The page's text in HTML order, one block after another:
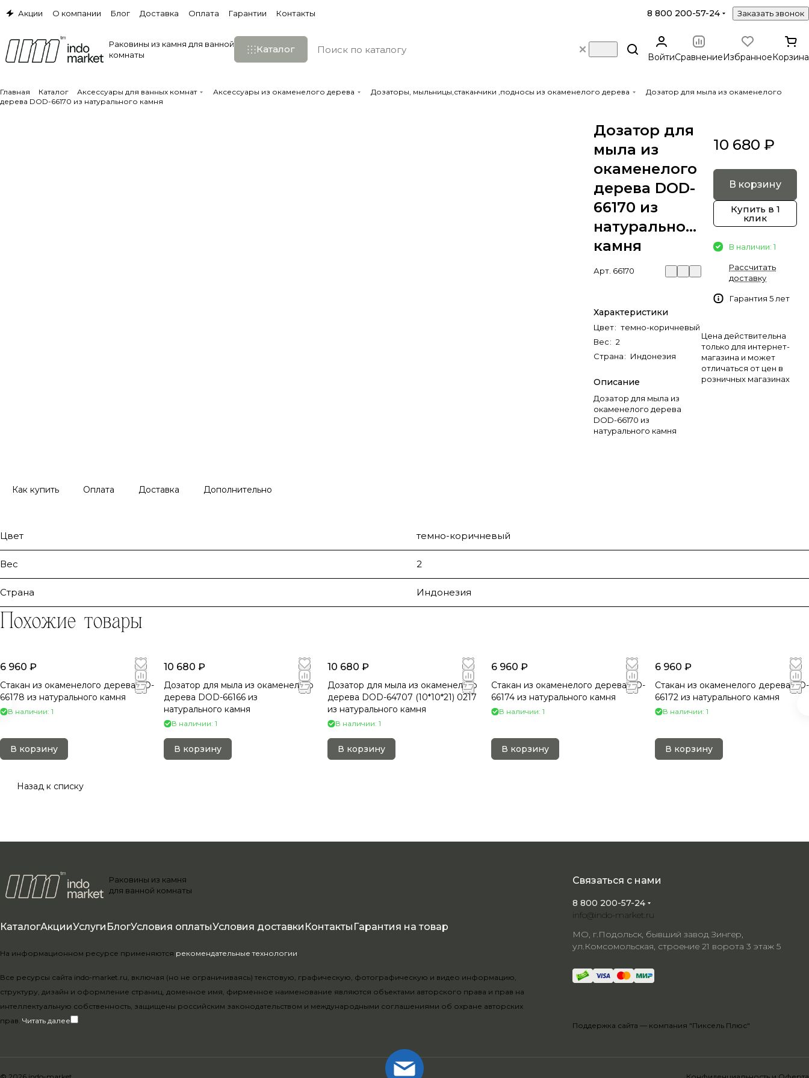
Акции О компании Блог Доставка Оплата Гарантии Контакты 8 800 200-57-24 Заказать звонок
Раковины из камня для ванной
комнаты
Каталог
ВойтиСравнениеИзбранноеКорзина
Главная Каталог Аксессуары для ванных комнат Аксессуары из окаменелого дерева Дозаторы, мыльницы,стаканчики ,подносы из окаменелого дерева
Дозатор для мыла из окаменелого
дерева DOD-66170 из натурального камня
Дозатор для
мыла из
окаменелого
дерева DOD-
66170 из
натурального
камня
Арт. 66170
Характеристики
Цвет: темно-коричневый
Вес: 2
Страна: Индонезия
Описание
Дозатор для мыла из
окаменелого дерева
DOD-66170 из
натурального камня
10 680 ₽
В корзину
Купить в 1
клик
В наличии: 1
Рассчитать
доставку
Гарантия 5 лет
Цена действительна
только для интернет-
магазина и может
отличаться от цен в
розничных магазинах
Как купить Оплата Доставка Дополнительно
Цвет темно-коричневый
Вес 2
Страна Индонезия
Похожие товары
6 960 ₽
Стакан из окаменелого дерева СO-
66178 из натурального камня
В наличии: 1
В корзину
10 680 ₽
Дозатор для мыла из окаменелого
дерева DOD-66166 из
натурального камня
В наличии: 1
В корзину
10 680 ₽
Дозатор для мыла из окаменелого
дерева DOD-64707 (10*10*21) 0217
из натурального камня
В наличии: 1
В корзину
6 960 ₽
Стакан из окаменелого дерева СO-
66174 из натурального камня
В наличии: 1
В корзину
6 960 ₽
Стакан из окаменелого дерева СO-
66172 из натурального камня
В наличии: 1
В корзину
Назад к списку
Раковины из камня
для ванной комнаты
КаталогАкцииУслуги БлогУсловия оплатыУсловия доставки Контакты Гарантия на товар
На информационном ресурсе применяются рекомендательные технологии.
Все ресурсы сайта indo-market.ru, включая (но не ограничиваясь) текстовую, графическую, фотографическую и видео информацию,
структуру, дизайн и оформление страниц, доменное имя, фирменное наименование являются объектами авторского права и прав на
интеллектуальную собственность, защищены российским законодательством и международными соглашениями об охране авторских
прав. Читать далее
Связаться с нами
8 800 200-57-24
info@indo-market.ru
МО, г.Подольск, бывший завод Зингер,
ул.Комсомольская, строение 21 ворота 3 этаж 5
Поддержка сайта — компания "Пиксель Плюс"